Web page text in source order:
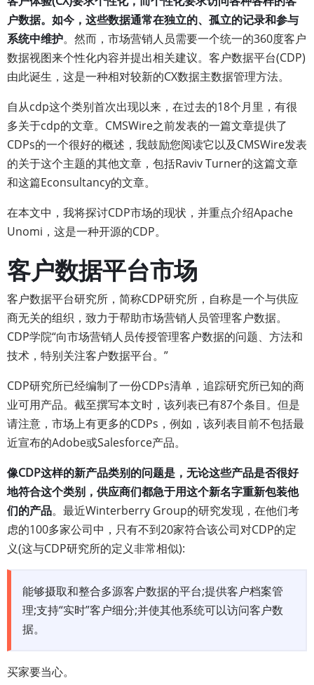
户数据。如今，这些数据通常在独立的、孤立的记录和参与
系统中维护。然而，市场营销人员需要一个统一的360度客户
数据视图来个性化内容并提出相关建议。客户数据平台(CDP)
由此诞生，这是一种相对较新的CX数据主数据管理方法。
自从cdp这个类别首次出现以来，在过去的18个月里，有很
多关于cdp的文章。CMSWire之前发表的一篇文章提供了
CDPs的一个很好的概述，我鼓励您阅读它以及CMSWire发表
的关于这个主题的其他文章，包括Raviv Turner的这篇文章
和这篇Econsultancy的文章。
在本文中，我将探讨CDP市场的现状，并重点介绍Apache
Unomi，这是一种开源的CDP。
客户数据平台市场
客户数据平台研究所，简称CDP研究所，自称是一个与供应
商无关的组织，致力于帮助市场营销人员管理客户数据。
CDP学院“向市场营销人员传授管理客户数据的问题、方法和
技术，特别关注客户数据平台。”
CDP研究所已经编制了一份CDPs清单，追踪研究所已知的商
业可用产品。截至撰写本文时，该列表已有87个条目。但是
请注意，市场上有更多的CDPs，例如，该列表目前不包括最
近宣布的Adobe或Salesforce产品。
像CDP这样的新产品类别的问题是，无论这些产品是否很好
地符合这个类别，供应商们都急于用这个新名字重新包装他
们的产品。最近Winterberry Group的研究发现，在他们考
虑的100多家公司中，只有不到20家符合该公司对CDP的定
义(这与CDP研究所的定义非常相似):
能够摄取和整合多源客户数据的平台;提供客户档案管
理;支持“实时”客户细分;并使其他系统可以访问客户数
据。
买家要当心。